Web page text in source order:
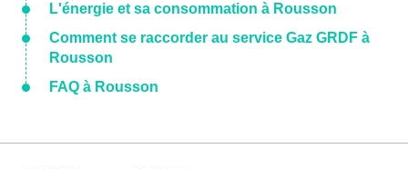
L'énergie et sa consommation à Rousson
Comment se raccorder au service Gaz GRDF à
Rousson
FAQ à Rousson